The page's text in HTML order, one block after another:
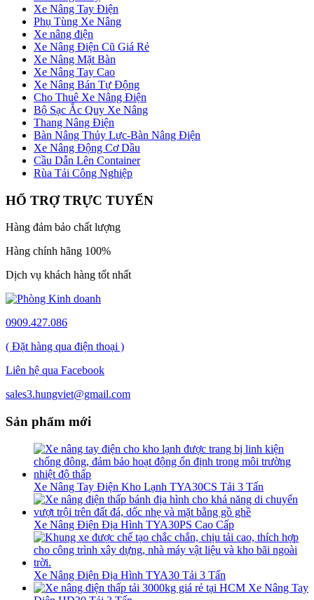
Xe Nâng Tay Điện
Phụ Tùng Xe Nâng
Xe nâng điện
Xe Nâng Điện Cũ Giá Rẻ
Xe Nâng Mặt Bàn
Xe Nâng Tay Cao
Xe Nâng Bán Tự Động
Cho Thuê Xe Nâng Điện
Bộ Sạc Ắc Quy Xe Nâng
Thang Nâng Điện
Bàn Nâng Thủy Lực-Bàn Nâng Điện
Xe Nâng Động Cơ Dầu
Cầu Dẫn Lên Container
Rùa Tải Công Nghiệp
HỔ TRỢ TRỰC TUYẾN
Hàng đảm bảo chất lượng
Hàng chính hãng 100%
Dịch vụ khách hàng tốt nhất
0909.427.086
( Đặt hàng qua điện thoại )
Liên hệ qua Facebook
sales3.hungviet@gmail.com
Sản phẩm mới
Xe Nâng Tay Điện Kho Lạnh TYA30CS Tải 3 Tấn
Xe Nâng Điện Địa Hình TYA30PS Cao Cấp
Xe Nâng Điện Địa Hình TYA30 Tải 3 Tấn
Xe Nâng Tay